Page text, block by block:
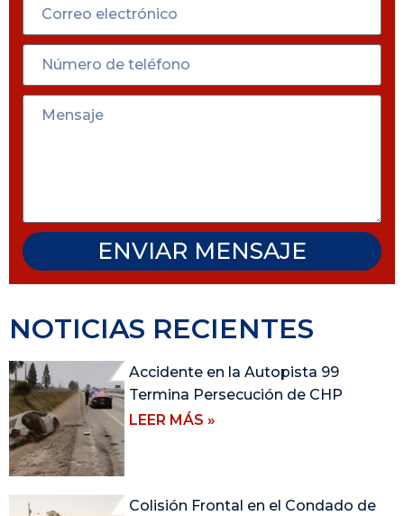
ENVIAR MENSAJE
NOTICIAS RECIENTES
Accidente en la Autopista 99
Termina Persecución de CHP
LEER MÁS »
Colisión Frontal en el Condado de